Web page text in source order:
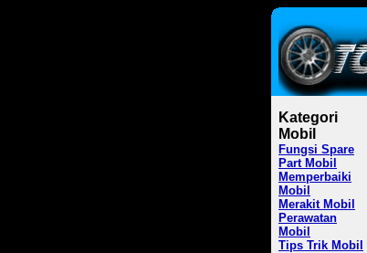
Kategori
Mobil
Fungsi Spare
Part Mobil
Memperbaiki
Mobil
Merakit Mobil
Perawatan
Mobil
Tips Trik Mobil